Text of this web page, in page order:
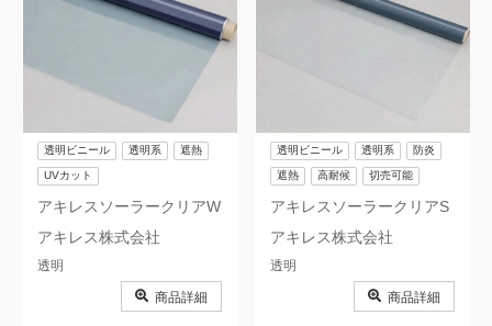
アキレスソーラークリアW
アキレス株式会社
透明ビニール 透明系 遮熱
UVカット
透明
商品詳細
アキレスソーラークリアS
アキレス株式会社
透明ビニール 透明系 防炎
遮熱 高耐候 切売可能
透明
商品詳細